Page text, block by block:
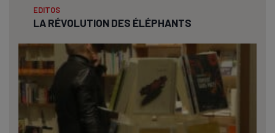
EDITOS
LA RÉVOLUTION DES ÉLÉPHANTS